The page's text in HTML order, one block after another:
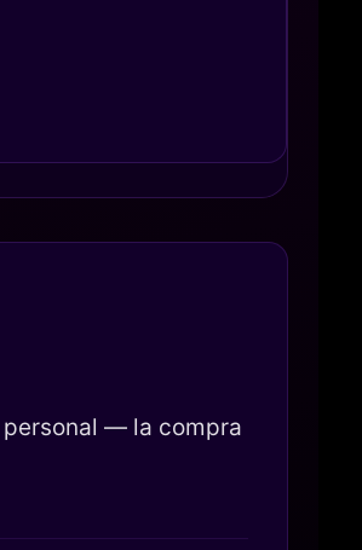
personal — la compra